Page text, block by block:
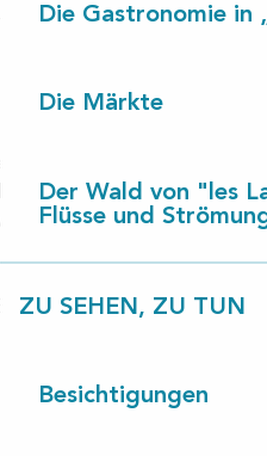
Die Gastronomie in
Die Märkte
Der Wald von "les
Flüsse und
ZU SEHEN, ZU TUN
Besichtigungen
ansehen
des 22. März 1900
zerstört, wieder
Ohne die
Leons wäre diese
1901 eingeleitete
Im Jahr 2005